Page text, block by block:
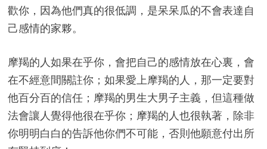
歡你，因為他們真的很低調，是呆呆瓜的不會表達自
己感情的家夥。
摩羯的人如果在乎你，會把自己的感情放在心裏，會
在不經意間關註你；如果愛上摩羯的人，那一定要對
他百分百的信任；摩羯的男生大男子主義，但這種做
法會讓人覺得他很在乎你；摩羯的人也很執著，除非
你明明白白的告訴他你們不可能，否則他願意付出所